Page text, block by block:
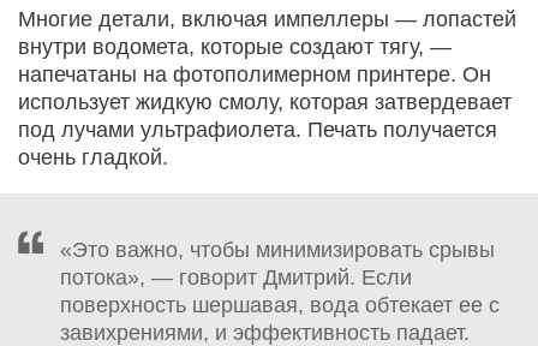
Многие детали, включая импеллеры — лопастей
внутри водомета, которые создают тягу, —
напечатаны на фотополимерном принтере. Он
использует жидкую смолу, которая затвердевает
под лучами ультрафиолета. Печать получается
очень гладкой.
«Это важно, чтобы минимизировать срывы
потока», — говорит Дмитрий. Если
поверхность шершавая, вода обтекает ее с
завихрениями, и эффективность падает.